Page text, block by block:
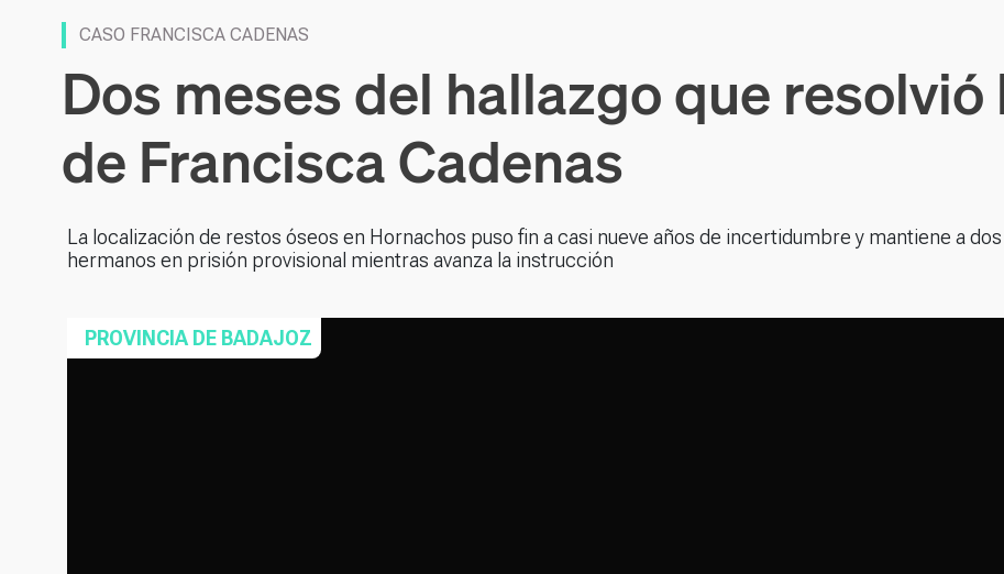
CASO FRANCISCA CADENAS
Dos meses del hallazgo que
de Francisca Cadenas
La localización de restos óseos en Hornachos puso fin a casi nueve años de incertidumbre y mantiene a dos
hermanos en prisión provisional mientras avanza la instrucción
PROVINCIA DE BADAJOZ